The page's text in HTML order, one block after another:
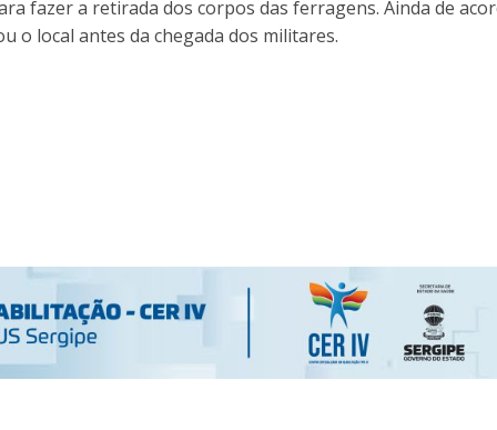
fazer a retirada dos corpos das ferragens. Ainda de
o local antes da chegada dos militares.